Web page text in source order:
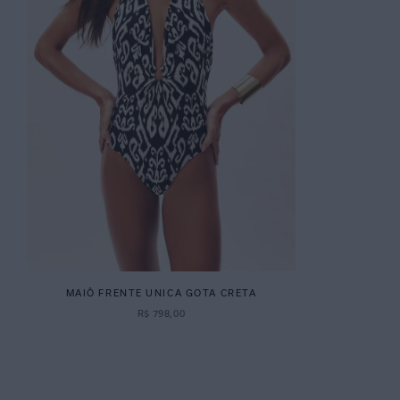
MAIÔ FRENTE UNICA GOTA CRETA
R$ 798 00